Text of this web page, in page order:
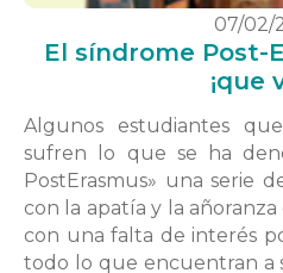
07/02/
El síndrome Post-
¡que
Algunos estudiantes
sufren lo que se ha
PostErasmus» una serie
con la apatía y la
con una falta de interés
todo lo que encuentran a